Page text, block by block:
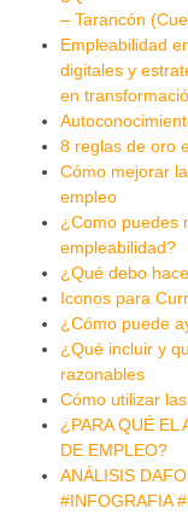
– Tarancón
Empleabilidad
digitales y
en
8 reglas de oro
Cómo mejorar
empleo
¿Como puedes
empleabilidad?
¿Qué debo
Iconos para
¿Cómo puede
¿Qué incluir y
razonables
Cómo utilizar
¿PARA QUÉ EL
DE EMPLEO?
ANÁLISIS
#INFOGRAFIA